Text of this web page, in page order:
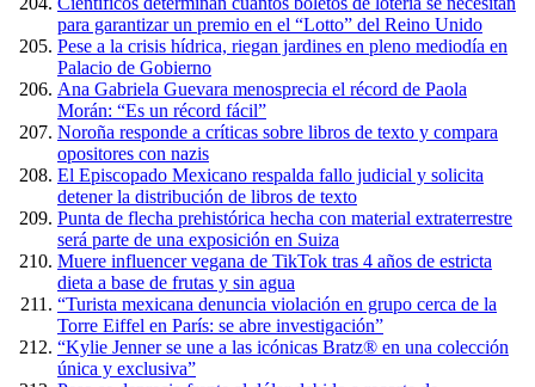
para garantizar un premio en el “Lotto” del Reino Unido
Pese a la crisis hídrica, riegan jardines en pleno mediodía en
Palacio de Gobierno
Ana Gabriela Guevara menosprecia el récord de Paola
Morán: “Es un récord fácil”
Noroña responde a críticas sobre libros de texto y compara
opositores con nazis
El Episcopado Mexicano respalda fallo judicial y solicita
detener la distribución de libros de texto
Punta de flecha prehistórica hecha con material extraterrestre
será parte de una exposición en Suiza
Muere influencer vegana de TikTok tras 4 años de estricta
dieta a base de frutas y sin agua
“Turista mexicana denuncia violación en grupo cerca de la
Torre Eiffel en París: se abre investigación”
“Kylie Jenner se une a las icónicas Bratz® en una colección
única y exclusiva”